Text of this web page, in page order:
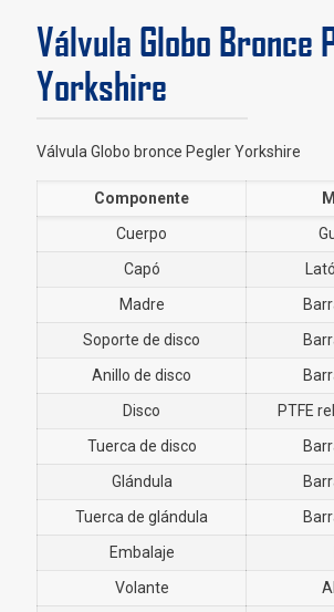
Válvula Globo Bronce
Yorkshire
Válvula Globo bronce Pegler Yorkshire
Componente
Cuerpo
Capó
Madre
Soporte de disco
Anillo de disco
Disco
PTFE
Tuerca de disco
Glándula
Tuerca de glándula
Embalaje
Volante